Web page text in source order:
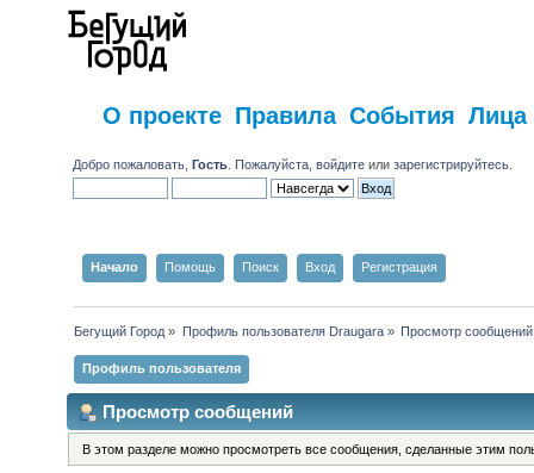
О проекте Правила События Лица
Добро пожаловать,Гость . Пожалуйста,войдите илизарегистрируйтесь
Начало Помощь Поиск Вход Регистрация
Бегущий Город » Профиль пользователя Draugara» Просмотр сообщений
Профиль пользователя
Просмотр сообщений
В этом разделе можно просмотреть все сообщения, сделанные этим